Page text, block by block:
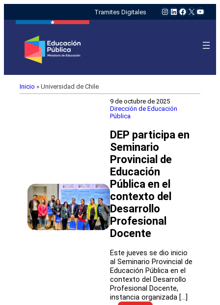
Tramites Digitales Instagram
LinkedIn
Facebook
X
Inicio » Universidad de Chile
9 de octubre de 2025
Dirección de Educación
Pública
DEP participa en
Seminario
Provincial de
Educación
Pública en el
contexto del
Desarrollo
Profesional
Docente
Este jueves se dio inicio
al Seminario Provincial de
Educación Pública en el
contexto del Desarrollo
Profesional Docente,
instancia organizada […]